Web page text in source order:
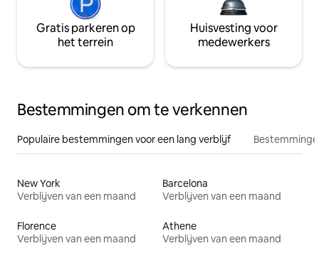
Gratis parkeren op
het terrein
Huisvesting voor
medewerkers
Bestemmingen om te verkennen
Populaire bestemmingen voor een lang verblijf
New York
Verblijven van een maand
Barcelona
Verblijven van een maand
Florence
Verblijven van een maand
Athene
Verblijven van een maand